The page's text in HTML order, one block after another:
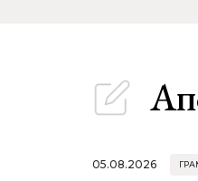
05.08.2026